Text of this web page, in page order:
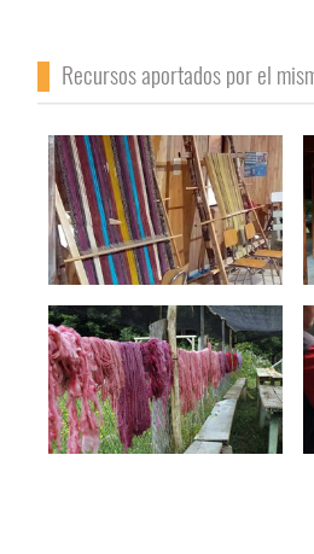
Recursos aportados por el